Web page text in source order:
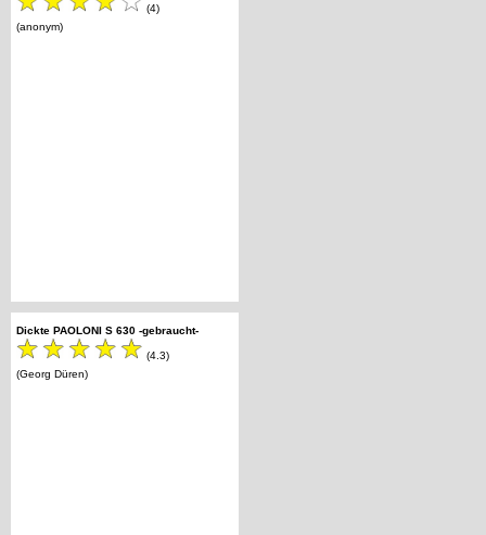
(4)
(anonym)
Dickte PAOLONI S 630 -gebraucht-
(4.3)
(Georg Düren)